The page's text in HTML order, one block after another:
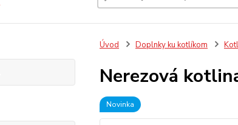
Úvod Doplnky ku kotlíkom
Nerezová
Novinka